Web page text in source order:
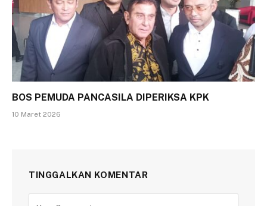
BOS PEMUDA PANCASILA DIPERIKSA KPK
10 Maret 2026
TINGGALKAN KOMENTAR